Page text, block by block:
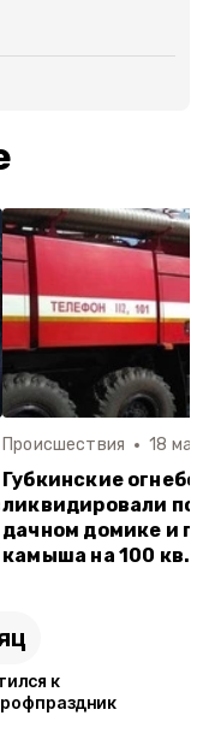
Происшествия 18 мая
Губкинские
ликвидировали
дачном домике и
камыша на 100 кв.
к